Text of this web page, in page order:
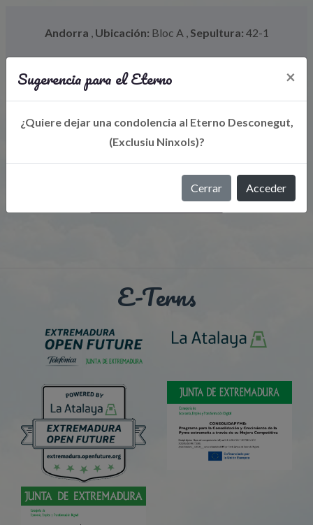
Andorra , Ubicación: Bloc A , Sepultura: 42-1
Libro de Eterno
Sugerencia para el Eterno ×
¿Quiere dejar una condolencia al Eterno Desconegut,
(Exclusiu Ninxols)?
Cerrar Acceder
E-Terns